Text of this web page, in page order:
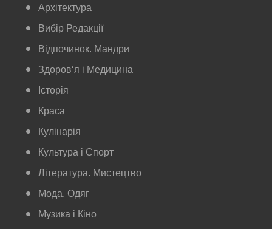
Архітектура
Вибір Редакції
Відпочинок. Мандри
Здоров‘я і Медицина
Історія
Краса
Кулінарія
Культура і Спорт
Література. Мистецтво
Мода. Одяг
Музика і Кіно